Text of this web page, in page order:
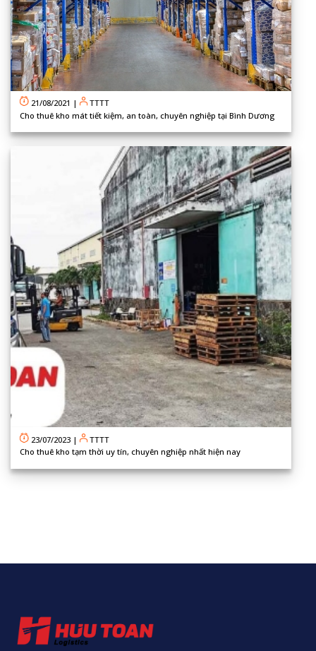
21/08/2021 |
TTTT
Cho thuê kho mát tiết kiệm, an toàn, chuyên nghiệp tại Bình Dương
23/07/2023 |
TTTT
Cho thuê kho tạm thời uy tín, chuyên nghiệp nhất hiện nay